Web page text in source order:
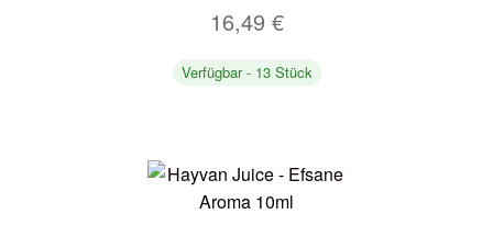
16,49 €
Verfügbar - 13 Stück